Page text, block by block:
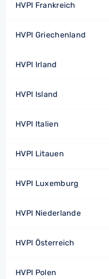
HVPI Frankreich
HVPI Griechenland
HVPI Irland
HVPI Island
HVPI Italien
HVPI Litauen
HVPI Luxemburg
HVPI Niederlande
HVPI Österreich
HVPI Polen